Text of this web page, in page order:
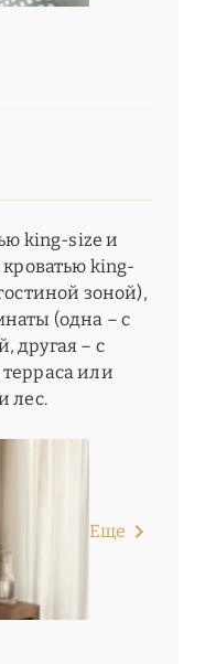
king-size и
кроватью king-
зоной),
(одна – с
другая – с
или
лес.
Еще